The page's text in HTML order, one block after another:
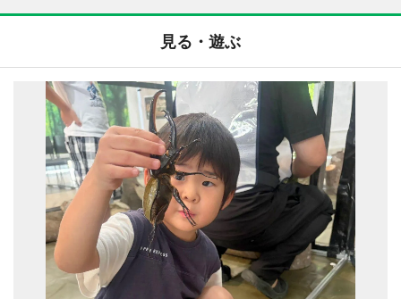
見る・遊ぶ